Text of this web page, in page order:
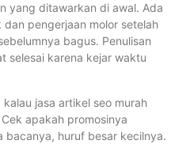
yang ditawarkan di awal. Ada
pengerjaan molor setelah
bagus. Penulisan
selesai karena kejar waktu
jasa artikel seo murah
apakah promosinya
huruf besar kecilnya.